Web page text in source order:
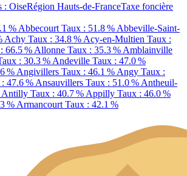
: OiseRégion Hauts-de-FranceTaxe foncière
% Abbecourt Taux : 51.8 % Abbeville-Saint-
Achy Taux : 34.8 % Acy-en-Multien Taux :
66.5 % Allonne Taux : 35.3 % Amblainville
: 30.3 % Andeville Taux : 47.0 %
% Angivillers Taux : 46.1 % Angy Taux :
47.6 % Ansauvillers Taux : 51.0 % Antheuil-
Antilly Taux : 40.7 % Appilly Taux : 46.0 %
% Armancourt Taux : 42.1 %